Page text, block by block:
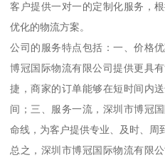
客户提供一对一的定制化服务，
优化的物流方案。
公司的服务特点包括：一、价格
博冠国际物流有限公司提供更具
捷，商家的订单能够在短时间内
间；三、服务一流，深圳市博冠
命线，为客户提供专业、及时、周
总之，深圳市博冠国际物流有限